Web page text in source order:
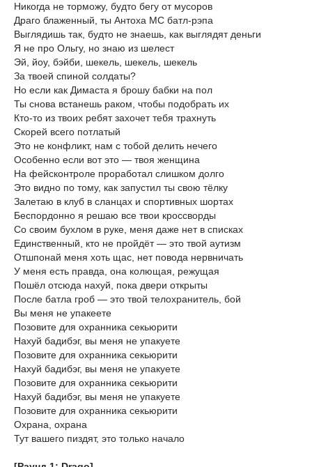
Никогда не торможу, будто бегу от мусоров
Драго блаженный, ты Антоха МС батл-рэпа
Выглядишь так, будто не знаешь, как выглядят деньги
Я не про Ольгу, но знаю из шелест
Эй, йоу, бэйби, шекель, шекель, шекель
За твоей спиной солдаты?
Но если как Димаста я брошу бабки на пол
Ты снова встанешь раком, чтобы подобрать их
Кто-то из твоих ребят захочет тебя трахнуть
Скорей всего потлатый
Это не конфликт, нам с тобой делить нечего
Особенно если вот это — твоя женщина
На фейсконтроле проработал слишком долго
Это видно по тому, как запустил ты свою тёлку
Залетаю в клуб в сланцах и спортивных шортах
Беспордонно я решаю все твои кроссворды
Со своим бухлом в руке, меня даже нет в списках
Единственный, кто не пройдёт — это твой аутизм
Отшпонай меня хоть щас, нет повода нервничать
У меня есть правда, она колющая, режущая
Пошёл отсюда нахуй, пока двери открыты
После батла гроб — это твой телохранитель, бой
Вы меня не упакеете
Позовите для охранника секьюрити
Нахуй бадибэг, вы меня не упакуете
Позовите для охранника секьюрити
Нахуй бадибэг, вы меня не упакуете
Позовите для охранника секьюрити
Нахуй бадибэг, вы меня не упакуете
Позовите для охранника секьюрити
Охрана, охрана
Тут вашего пиздят, это только начало